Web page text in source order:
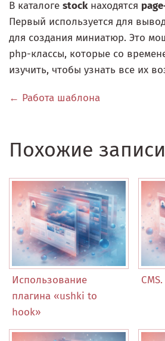
В каталоге stockнаходятся
Первый используется для
для создания миниатюр. Это
php-классы, которые со
изучить, чтобы узнать все их
← Работа шаблона
Похожие записи
Использование
плагина «ushki to
hook»